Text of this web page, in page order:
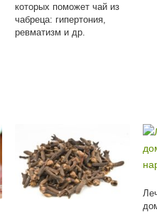
которых поможет чай из
чабреца: гипертония,
ревматизм и др.